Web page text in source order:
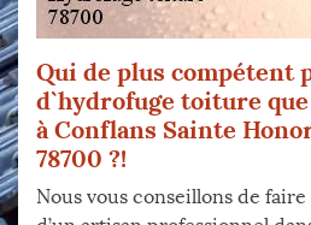
Qui de plus compétent
d`hydrofuge toiture
à Conflans Sainte
78700 ?!
Nous vous conseillons de